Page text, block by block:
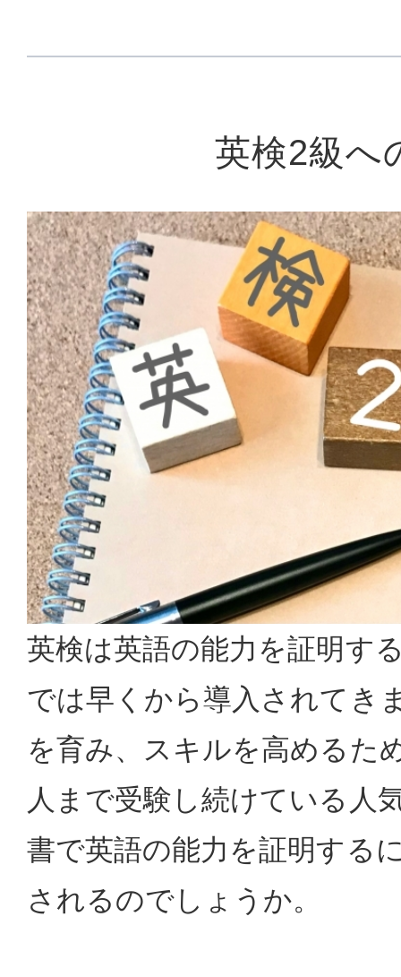
英検2級へ
英検は英語の能力を証明す
では早くから導入されてき
を育み、スキルを高めるた
人まで受験し続けている人
書で英語の能力を証明する
されるのでしょうか。